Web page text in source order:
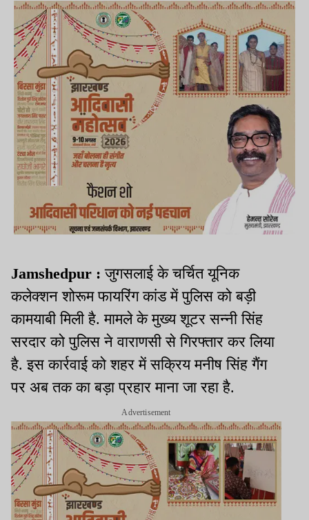
Jamshedpur : जुगसलाई के चर्चित यूनिक
कलेक्शन शोरूम फायरिंग कांड में पुलिस को बड़ी
कामयाबी मिली है. मामले के मुख्य शूटर सन्नी सिंह
सरदार को पुलिस ने वाराणसी से गिरफ्तार कर लिया
है. इस कार्रवाई को शहर में सक्रिय मनीष सिंह गैंग
पर अब तक का बड़ा प्रहार माना जा रहा है.
Advertisement